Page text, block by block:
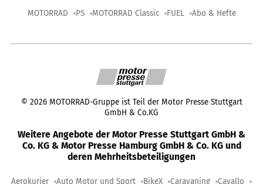
MOTORRAD PS MOTORRAD Classic FUEL Abo & Hefte
© 2026 MOTORRAD-Gruppe ist Teil der Motor Presse Stuttgart
GmbH & Co.KG
Weitere Angebote der Motor Presse Stuttgart GmbH &
Co. KG & Motor Presse Hamburg GmbH & Co. KG und
deren Mehrheitsbeteiligungen
Aerokurier Auto Motor und Sport BikeX Caravaning Cavallo